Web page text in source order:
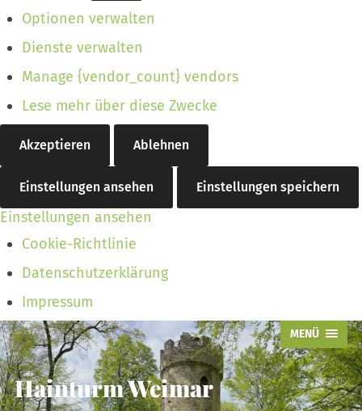
Optionen verwalten
Dienste verwalten
Manage {vendor_count} vendors
Lese mehr über diese Zwecke
Akzeptieren Ablehnen
Einstellungen ansehen Einstellungen speichern
Einstellungen ansehen
Cookie-Richtlinie
Datenschutzerklärung
Impressum
MENÜ
Hainturm Weimar